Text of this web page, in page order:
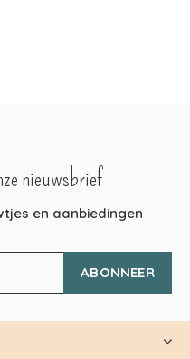
nieuwsbrief
en aanbiedingen
ABONNEER